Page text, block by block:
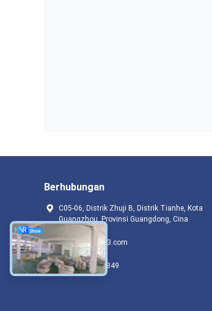
Berhubungan
C05-06, Distrik Zhuji B, Distrik Tianhe, Kota
Guangzhou, Provinsi Guangdong, Cina
hc_66666@163.com
+8618122007849